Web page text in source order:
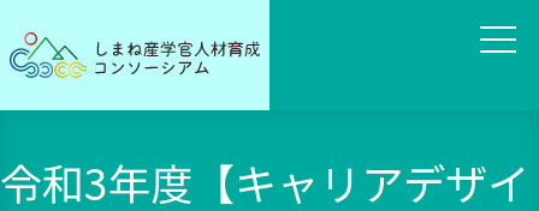
令和3年度【キャリアデザイ